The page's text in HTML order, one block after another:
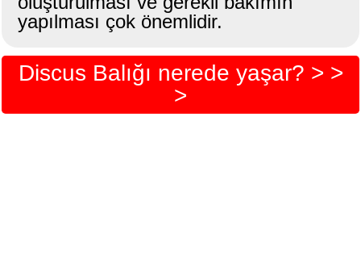
yapılması çok önemlidir.
Discus Balığı nerede yaşar? > >
>